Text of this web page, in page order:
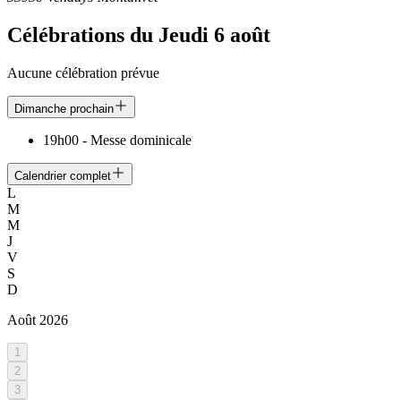
Célébrations du Jeudi 6 août
Aucune célébration prévue
Dimanche prochain
19h00 - Messe dominicale
Calendrier complet
L
M
M
J
V
S
D
Août 2026
1
2
3